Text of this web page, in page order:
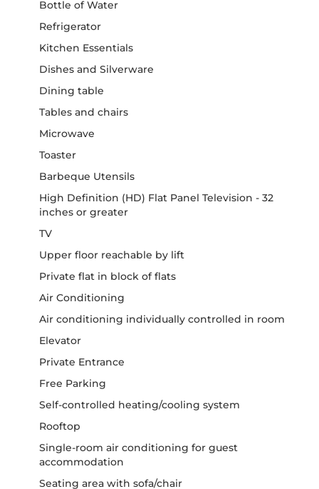
Bottle of Water
Refrigerator
Kitchen Essentials
Dishes and Silverware
Dining table
Tables and chairs
Microwave
Toaster
Barbeque Utensils
High Definition (HD) Flat Panel Television - 32
inches or greater
TV
Upper floor reachable by lift
Private flat in block of flats
Air Conditioning
Air conditioning individually controlled in room
Elevator
Private Entrance
Free Parking
Self-controlled heating/cooling system
Rooftop
Single-room air conditioning for guest
accommodation
Seating area with sofa/chair